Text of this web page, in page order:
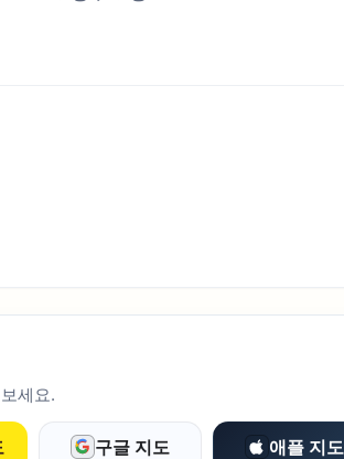
세요.
구글 지도 애플 지도